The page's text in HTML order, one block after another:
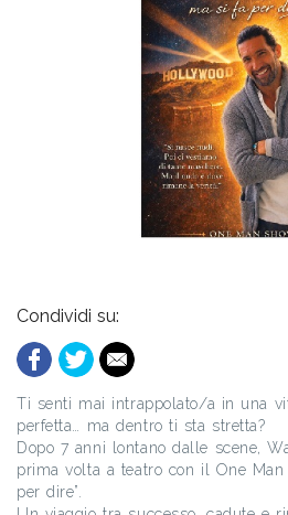
Condividi su:
Ti senti mai intrappolato/a in una
perfetta… ma dentro ti sta stretta?
Dopo 7 anni lontano dalle scene,
prima volta a teatro con il One Man
per dire”.